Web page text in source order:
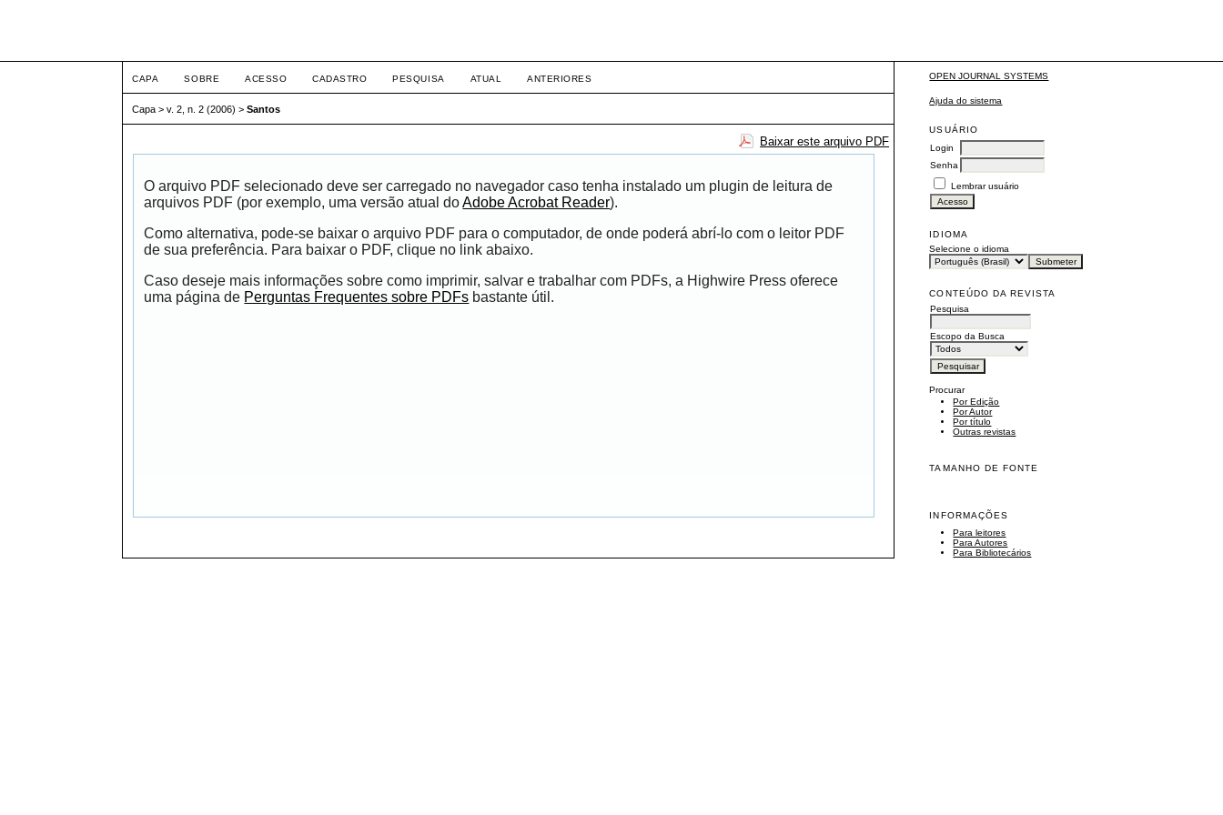
OPEN JOURNAL SYSTEMS
Ajuda do sistema
USUÁRIO
Login
Senha
Lembrar usuário
IDIOMA
Selecione o idioma
CONTEÚDO DA REVISTA
Pesquisa
Escopo da Busca
Procurar
Por Edição
Por Autor
Por título
Outras revistas
TAMANHO DE FONTE
INFORMAÇÕES
Para leitores
Para Autores
Para Bibliotecários
CAPA SOBRE ACESSO CADASTRO PESQUISA ATUAL ANTERIORES
Capa >v. 2, n. 2 (2006) >Santos
Baixar este arquivo PDF
O arquivo PDF selecionado deve ser carregado no navegador caso tenha instalado um plugin de leitura de
arquivos PDF (por exemplo, uma versão atual doAdobe Acrobat Reader).
Como alternativa, pode-se baixar o arquivo PDF para o computador, de onde poderá abrí-lo com o leitor PDF
de sua preferência. Para baixar o PDF, clique no link abaixo.
Caso deseje mais informações sobre como imprimir, salvar e trabalhar com PDFs, a Highwire Press oferece
uma página de Perguntas Frequentes sobre PDFs bastante útil.